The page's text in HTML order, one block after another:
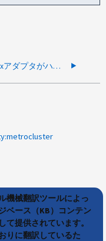
Emulexアダプタがハング状態のため、冗長性が低下しました
機械翻訳ツールによっ
ベース（KB）コンテン
て提供されています。
りに翻訳しているた